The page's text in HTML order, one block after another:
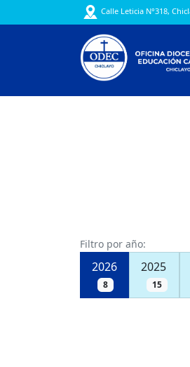
Calle Leticia N°318,
Filtro por año:
2026
8
2025
15